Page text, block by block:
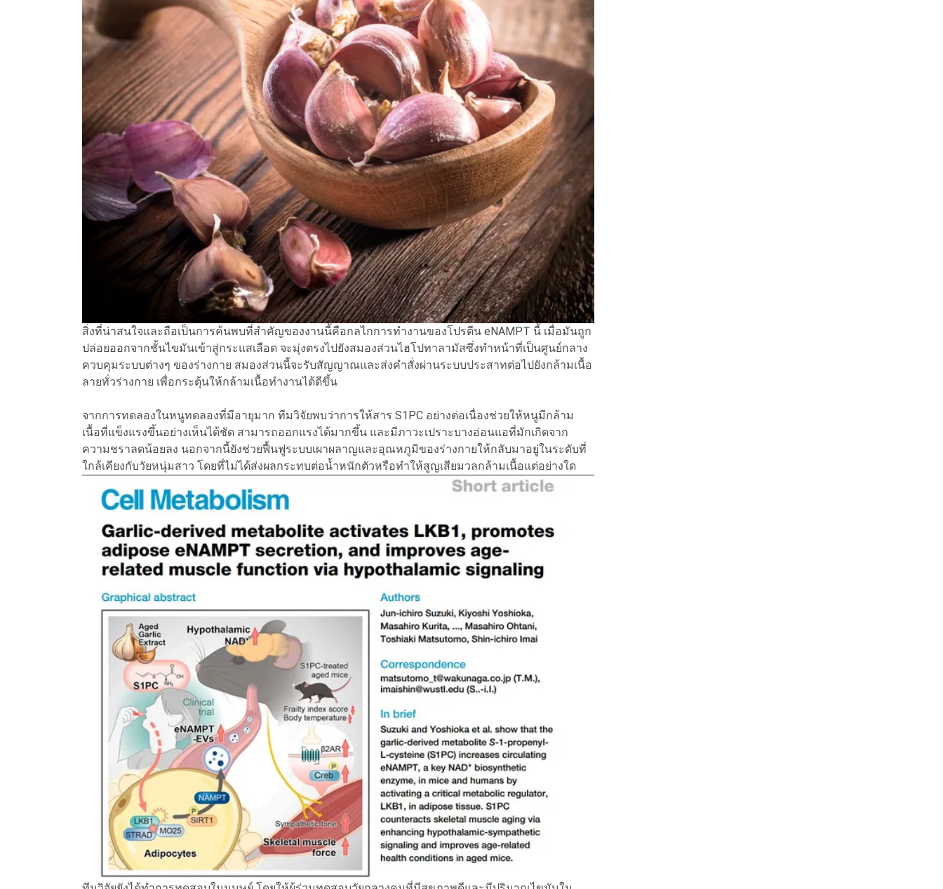
สิ่งที่น่าสนใจและถือเป็นการค้นพบที่สำคัญของงานนี้คือกลไกการทำงานของโปรตีน eNAMPT นี้ เมื่อมันถูก
ปล่อยออกจากชั้นไขมันเข้าสู่กระแสเลือด จะมุ่งตรงไปยังสมองส่วนไฮโปทาลามัสซึ่งทำหน้าที่เป็นศูนย์กลาง
ควบคุมระบบต่างๆ ของร่างกาย สมองส่วนนี้จะรับสัญญาณและส่งคำสั่งผ่านระบบประสาทต่อไปยังกล้ามเนื้อ
ลายทั่วร่างกาย เพื่อกระตุ้นให้กล้ามเนื้อทำงานได้ดีขึ้น
จากการทดลองในหนูทดลองที่มีอายุมาก ทีมวิจัยพบว่าการให้สาร S1PC อย่างต่อเนื่องช่วยให้หนูมีกล้าม
เนื้อที่แข็งแรงขึ้นอย่างเห็นได้ชัด สามารถออกแรงได้มากขึ้น และมีภาวะเปราะบางอ่อนแอที่มักเกิดจาก
ความชราลดน้อยลง นอกจากนี้ยังช่วยฟื้นฟูระบบเผาผลาญและอุณหภูมิของร่างกายให้กลับมาอยู่ในระดับที่
ใกล้เคียงกับวัยหนุ่มสาว โดยที่ไม่ได้ส่งผลกระทบต่อน้ำหนักตัวหรือทำให้สูญเสียมวลกล้ามเนื้อแต่อย่างใด